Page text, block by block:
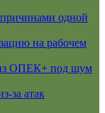
одной
на рабочем
ОПЕК+ под шум
за атак